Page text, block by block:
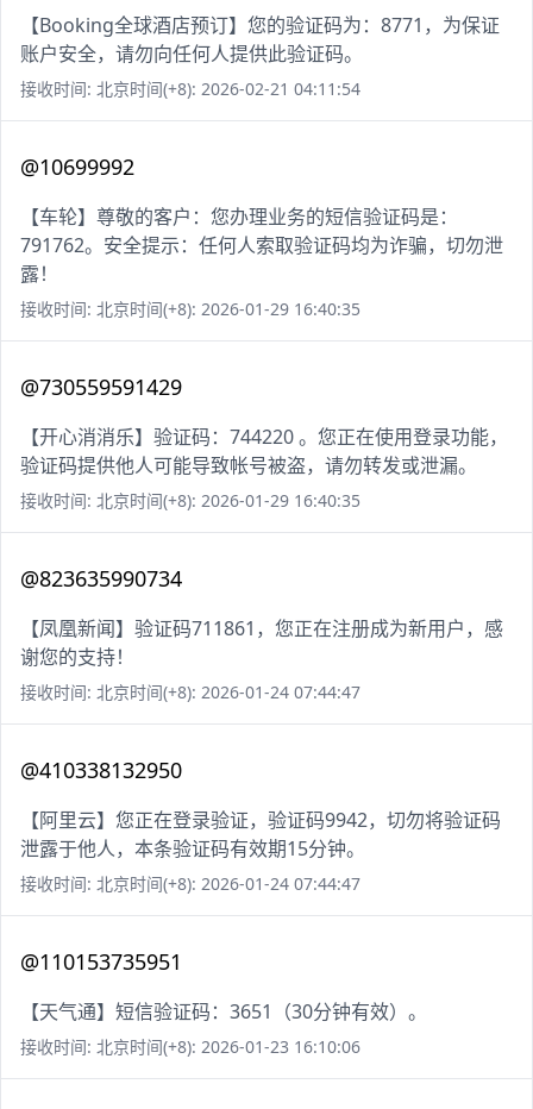
【Booking全球酒店预订】您的验证码为：8771，为保证
账户安全，请勿向任何人提供此验证码。
接收时间: 北京时间(+8): 2026-02-21 04:11:54
@10699992
【车轮】尊敬的客户：您办理业务的短信验证码是：
791762。安全提示：任何人索取验证码均为诈骗，切勿泄
露！
接收时间: 北京时间(+8): 2026-01-29 16:40:35
@730559591429
【开心消消乐】验证码：744220 。您正在使用登录功能，
验证码提供他人可能导致帐号被盗，请勿转发或泄漏。
接收时间: 北京时间(+8): 2026-01-29 16:40:35
@823635990734
【凤凰新闻】验证码711861，您正在注册成为新用户，感
谢您的支持！
接收时间: 北京时间(+8): 2026-01-24 07:44:47
@410338132950
【阿里云】您正在登录验证，验证码9942，切勿将验证码
泄露于他人，本条验证码有效期15分钟。
接收时间: 北京时间(+8): 2026-01-24 07:44:47
@110153735951
【天气通】短信验证码：3651（30分钟有效）。
接收时间: 北京时间(+8): 2026-01-23 16:10:06